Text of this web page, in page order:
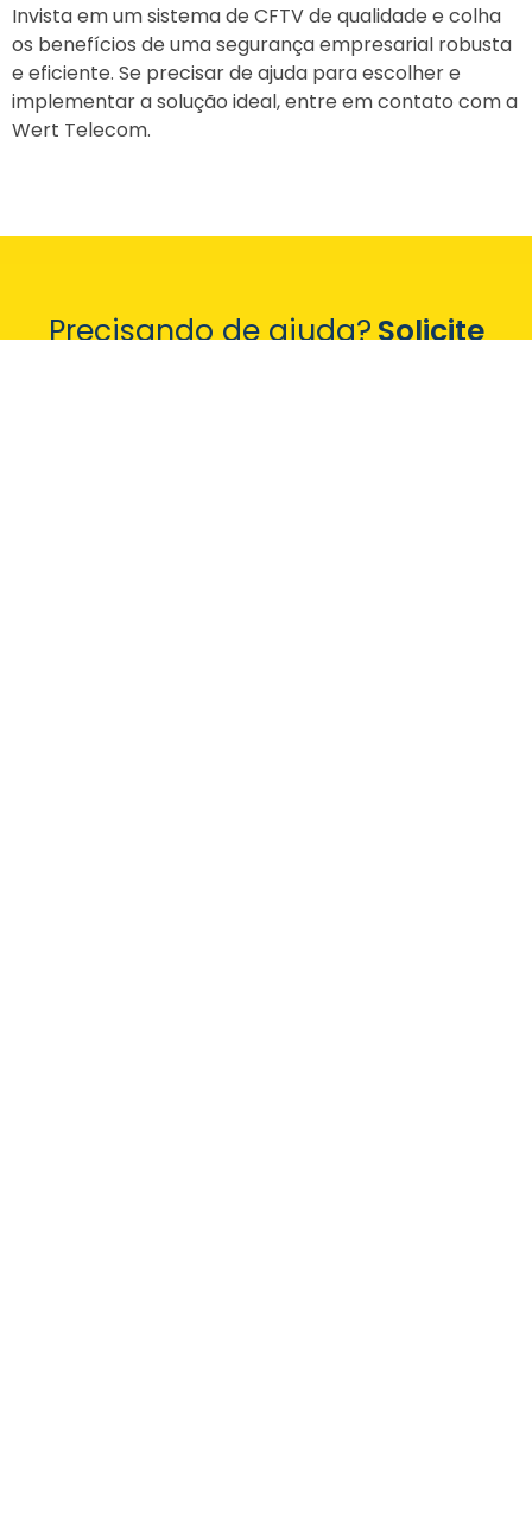
Invista em um sistema de CFTV de qualidade e colha
os benefícios de uma segurança empresarial robusta
e eficiente. Se precisar de ajuda para escolher e
implementar a solução ideal, entre em contato com a
Wert Telecom.
Precisando de ajuda?Solicite